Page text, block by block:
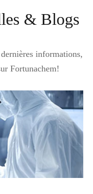
& Blogs
informations,
Fortunachem!